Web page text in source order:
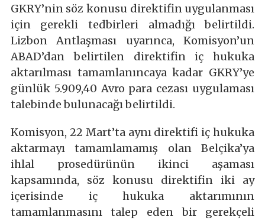
GKRY’nin söz konusu direktifin uygulanması
için gerekli tedbirleri almadığı belirtildi.
Lizbon Antlaşması uyarınca, Komisyon’un
ABAD’dan belirtilen direktifin iç hukuka
aktarılması tamamlanıncaya kadar GKRY’ye
günlük 5.909,40 Avro para cezası uygulaması
talebinde bulunacağı belirtildi.
Komisyon, 22 Mart’ta aynı direktifi iç hukuka
aktarmayı tamamlamamış olan Belçika’ya
ihlal prosedürünün ikinci aşaması
kapsamında, söz konusu direktifin iki ay
içerisinde iç hukuka aktarımının
tamamlanmasını talep eden bir gerekçeli